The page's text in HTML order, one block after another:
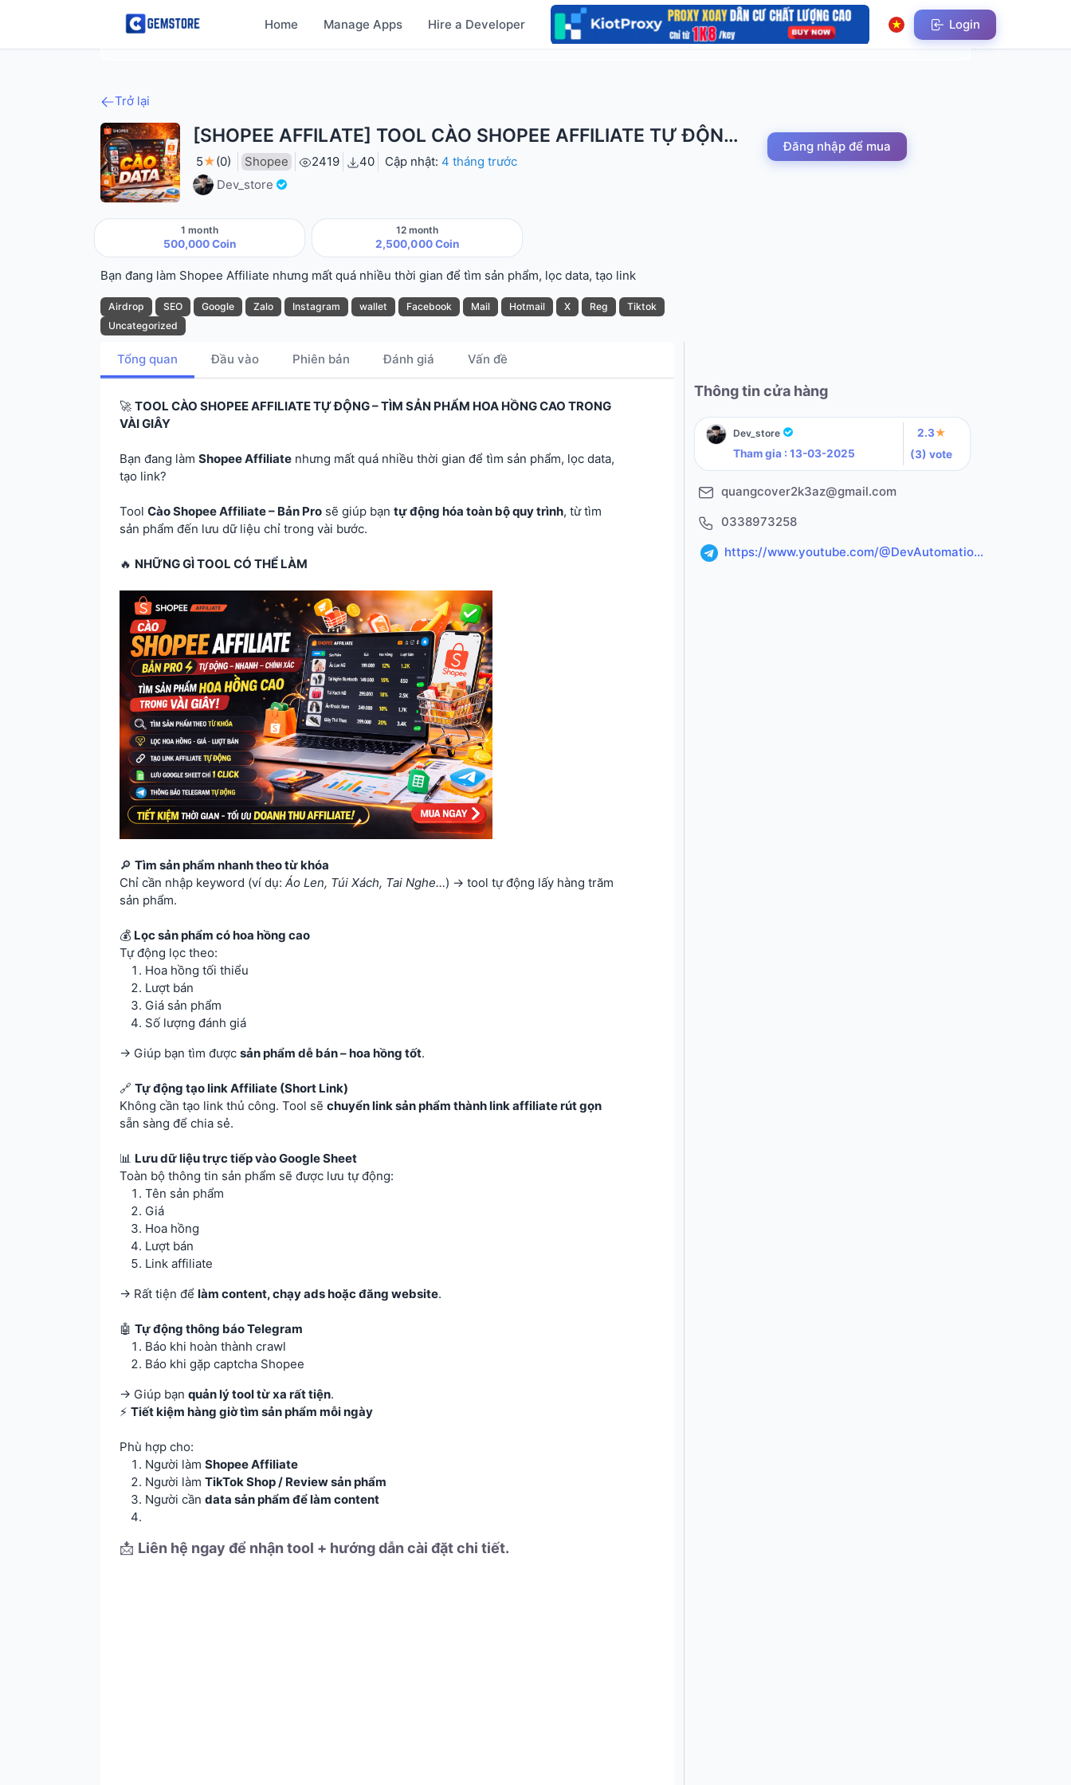
Home Manage Apps Hire a Developer Login
Trở lại
[SHOPEE AFFILATE] TOOL CÀO SHOPEE AFFILIATE TỰ ĐỘNG
(PRO)
5★(0) Shopee 2419 40 Cập nhật: 4 tháng trước
Dev_store
Đăng nhập để mua
1 month
500,000 Coin
12 month
2,500,000 Coin
Bạn đang làm Shopee Affiliate nhưng mất quá nhiều thời gian để tìm sản phẩm, lọc data, tạo link
Airdrop SEO Google Zalo Instagram wallet Facebook Mail Hotmail X Reg
Tiktok
Uncategorized
Tổng quan Đầu vào Phiên bản Đánh giá Vấn đề
🚀 TOOL CÀO SHOPEE AFFILIATE TỰ ĐỘNG – TÌM SẢN PHẨM HOA HỒNG CAO TRONG
VÀI GIÂY
Bạn đang làm Shopee Affiliate nhưng mất quá nhiều thời gian để tìm sản phẩm, lọc data,
tạo link?
Tool Cào Shopee Affiliate – Bản Pro sẽ giúp bạn tự động hóa toàn bộ quy trình, từ tìm
sản phẩm đến lưu dữ liệu chỉ trong vài bước.
🔥 NHỮNG GÌ TOOL CÓ THỂ LÀM
🔎 Tìm sản phẩm nhanh theo từ khóa
Chỉ cần nhập keyword (ví dụ: Áo Len, Túi Xách, Tai Nghe…) → tool tự động lấy hàng trăm
sản phẩm.
💰 Lọc sản phẩm có hoa hồng cao
Tự động lọc theo:
Hoa hồng tối thiểu
Lượt bán
Giá sản phẩm
Số lượng đánh giá
→ Giúp bạn tìm được sản phẩm dễ bán – hoa hồng tốt.
🔗 Tự động tạo link Affiliate (Short Link)
Không cần tạo link thủ công. Tool sẽ chuyển link sản phẩm thành link affiliate rút gọn
sẵn sàng để chia sẻ.
📊 Lưu dữ liệu trực tiếp vào Google Sheet
Toàn bộ thông tin sản phẩm sẽ được lưu tự động:
Tên sản phẩm
Giá
Hoa hồng
Lượt bán
Link affiliate
→ Rất tiện để làm content, chạy ads hoặc đăng website.
🤖 Tự động thông báo Telegram
Báo khi hoàn thành crawl
Báo khi gặp captcha Shopee
→ Giúp bạn quản lý tool từ xa rất tiện.
⚡ Tiết kiệm hàng giờ tìm sản phẩm mỗi ngày
Phù hợp cho:
Người làm Shopee Affiliate
Người làm TikTok Shop / Review sản phẩm
Người cần data sản phẩm để làm content
📩 Liên hệ ngay để nhận tool + hướng dẫn cài đặt chi tiết.
Thông tin cửa hàng
Dev_store
Tham gia : 13-03-2025
2.3★
(3) vote
quangcover2k3az@gmail.com
0338973258
https://www.youtube.com/@DevAutomation-